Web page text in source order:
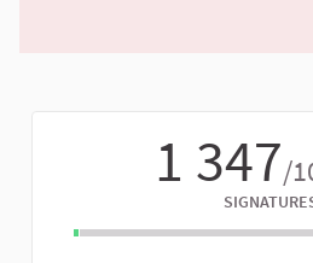
1 347/